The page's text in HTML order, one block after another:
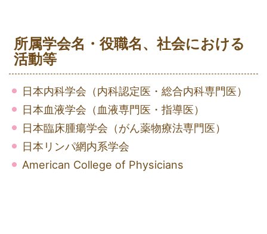
所属学会名・役職名、社会における
活動等
日本内科学会（内科認定医・総合内科専門医）
日本血液学会（血液専門医・指導医）
日本臨床腫瘍学会（がん薬物療法専門医）
日本リンパ網内系学会
American College of Physicians